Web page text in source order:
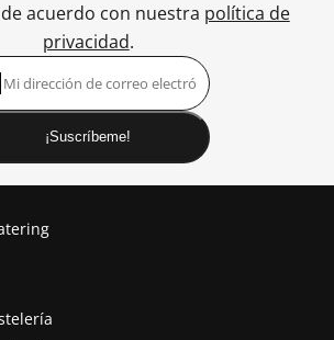
acuerdo con nuestra política de
privacidad.
¡Suscríbeme!